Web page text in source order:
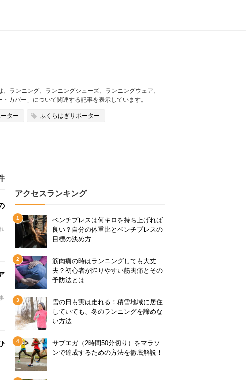
ランニング、ランニングシューズ、ランニングウェア、
カバー」について関連する記事を表示しています。
ター ふくらはぎサポーター
アクセスランキング
ベンチプレスは何キロを持ち上げれば
良い？自分の体重比とベンチプレスの
目標の決め方
筋肉痛の時はランニングしても大丈
夫？初心者が陥りやすい筋肉痛とその
予防法とは
雪の日も実は走れる！積雪地域に居住
していても、冬のランニングを諦めな
い方法
サブエガ（2時間50分切り）をマラソ
ンで達成するための方法を徹底解説！